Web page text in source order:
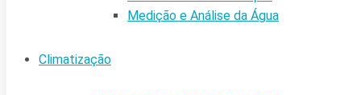
Medição e Análise da Água
Climatização